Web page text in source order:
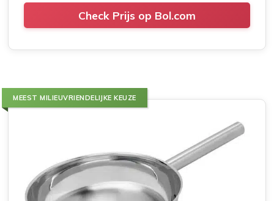
Check Prijs op Bol.com
MEEST MILIEUVRIENDELIJKE KEUZE